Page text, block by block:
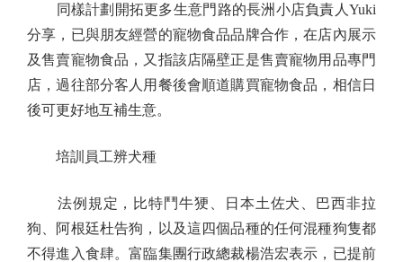
同樣計劃開拓更多生意門路的長洲小店負責人Yuki
分享，已與朋友經營的寵物食品品牌合作，在店內展示
及售賣寵物食品，又指該店隔壁正是售賣寵物用品專門
店，過往部分客人用餐後會順道購買寵物食品，相信日
後可更好地互補生意。
培訓員工辨犬種
法例規定，比特鬥牛㹴、日本土佐犬、巴西非拉
狗、阿根廷杜告狗，以及這四個品種的任何混種狗隻都
不得進入食肆。富臨集團行政總裁楊浩宏表示，已提前